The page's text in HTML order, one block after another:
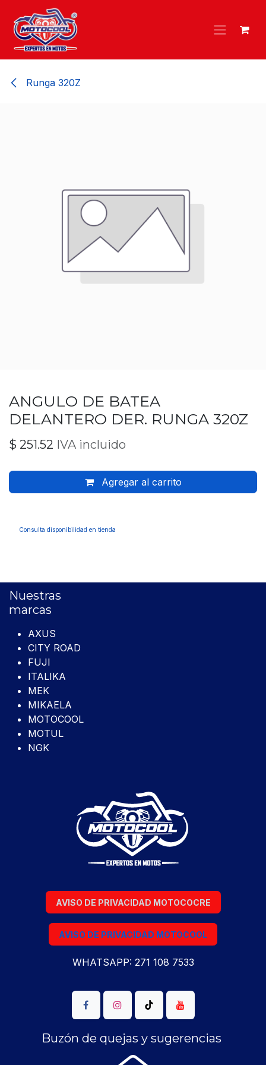
Ir al contenido
Runga 320Z
ANGULO DE BATEA
DELANTERO DER. RUNGA 320Z
$ 251.52 IVA incluido
Agregar al carrito
Consulta disponibilidad en tienda
Nuestras
marcas
AXUS
CITY ROAD
FUJI
ITALIKA
MEK
MIKAELA
MOTOCOOL
MOTUL
NGK
AVISO DE PRIVACIDAD MOTOCOCRE
AVISO DE PRIVACIDAD MOTOCOOL
WHATSAPP: 271 108 7533
Buzón de quejas y sugerencias